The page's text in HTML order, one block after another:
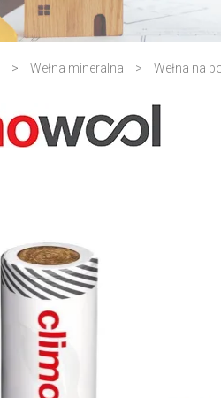
> Wełna mineralna > Wełna na